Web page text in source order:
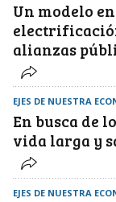
Un modelo
alianzas
EJES DE NUESTRA
En busca de
vida larga y
EJES DE NUESTRA